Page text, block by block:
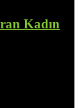
Kadın